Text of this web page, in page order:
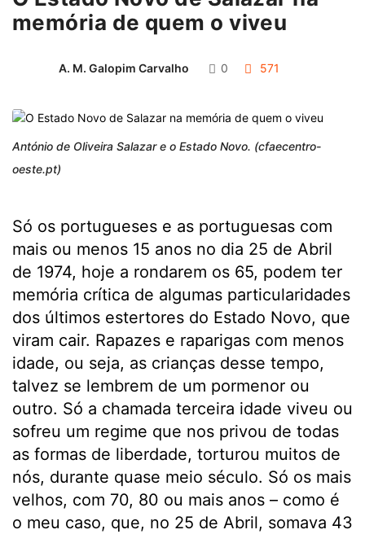
memória de quem o viveu
A. M. Galopim Carvalho 0 571
António de Oliveira Salazar e o Estado Novo. (cfaecentro-
oeste.pt)
Só os portugueses e as portuguesas com
mais ou menos 15 anos no dia 25 de Abril
de 1974, hoje a rondarem os 65, podem ter
memória crítica de algumas particularidades
dos últimos estertores do Estado Novo, que
viram cair. Rapazes e raparigas com menos
idade, ou seja, as crianças desse tempo,
talvez se lembrem de um pormenor ou
outro. Só a chamada terceira idade viveu ou
sofreu um regime que nos privou de todas
as formas de liberdade, torturou muitos de
nós, durante quase meio século. Só os mais
velhos, com 70, 80 ou mais anos – como é
o meu caso, que, no 25 de Abril, somava 43